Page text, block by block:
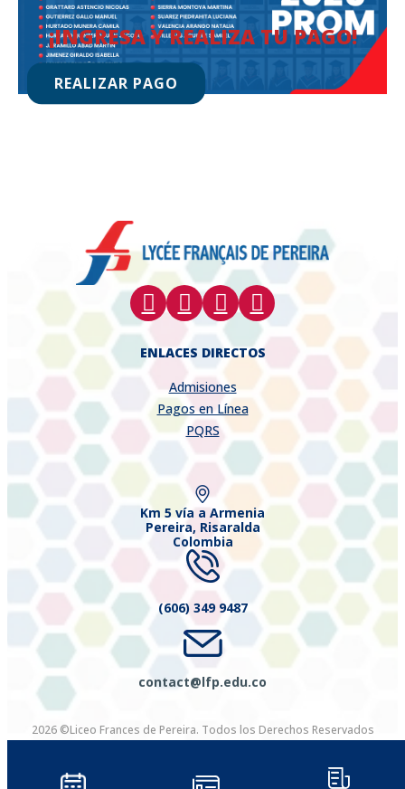
ENLACES DIRECTOS
Admisiones
Pagos en Línea
PQRS
Km 5 vía a Armenia
Pereira, Risaralda
Colombia
(606) 349 9487
contact@lfp.edu.co
2026 ©Liceo Frances de Pereira. Todos los Derechos Reservados
¡INGRESA Y REALIZA TU PAGO!
REALIZAR PAGO